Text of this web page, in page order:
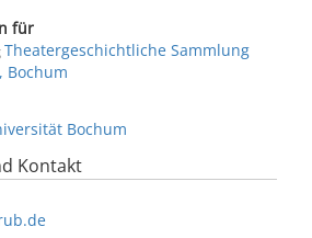
für
Theatergeschichtliche Sammlung
Bochum
Bochum
Kontakt